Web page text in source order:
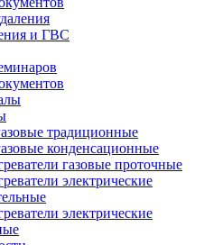
и ГВС
традиционные
конденсационные
газовые проточные
электрические
электрические